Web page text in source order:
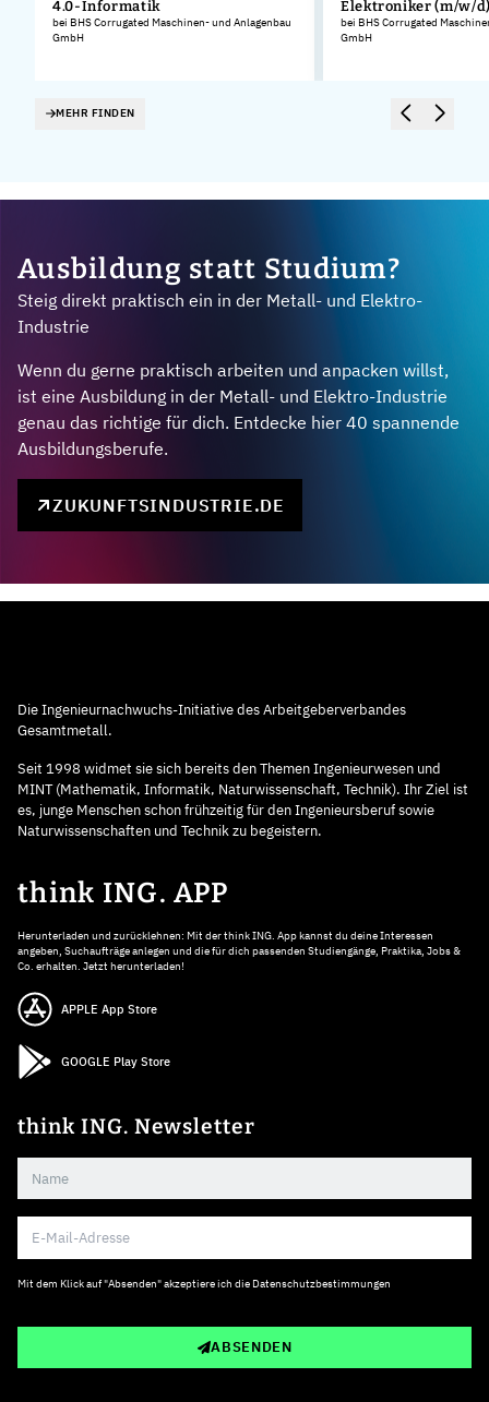
4.0-Informatik
bei BHS Corrugated Maschinen- und Anlagenbau
GmbH
Elektroniker (m/w/
bei BHS Corrugated
GmbH
MEHR FINDEN
Ausbildung statt Studium?
Steig direkt praktisch ein in der Metall- und Elektro-
Industrie
Wenn du gerne praktisch arbeiten und anpacken willst,
ist eine Ausbildung in der Metall- und Elektro-Industrie
genau das richtige für dich. Entdecke hier 40 spannende
Ausbildungsberufe.
ZUKUNFTSINDUSTRIE.DE
Die Ingenieurnachwuchs-Initiative des Arbeitgeberverbandes
Gesamtmetall.
Seit 1998 widmet sie sich bereits den Themen Ingenieurwesen und
MINT (Mathematik, Informatik, Naturwissenschaft, Technik). Ihr Ziel ist
es, junge Menschen schon frühzeitig für den Ingenieursberuf sowie
Naturwissenschaften und Technik zu begeistern.
think ING. APP
Herunterladen und zurücklehnen: Mit der think ING. App kannst du deine Interessen
angeben, Suchaufträge anlegen und die für dich passenden Studiengänge, Praktika, Jobs &
Co. erhalten. Jetzt herunterladen!
APPLE App Store
GOOGLE Play Store
think ING. Newsletter
Mit dem Klick auf "Absenden" akzeptiere ich die Datenschutzbestimmungen
ABSENDEN